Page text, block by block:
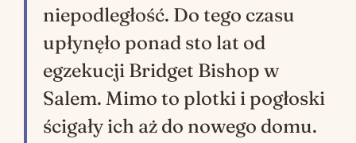
niepodległość. Do tego czasu
upłynęło ponad sto lat od
egzekucji Bridget Bishop w
Salem. Mimo to plotki i pogłoski
ścigały ich aż do nowego domu.